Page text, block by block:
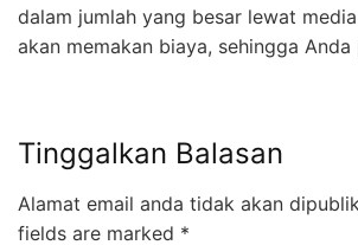
dalam jumlah yang besar lewat
akan memakan biaya, sehingga
Tinggalkan Balasan
Alamat email anda tidak akan
fields are marked *